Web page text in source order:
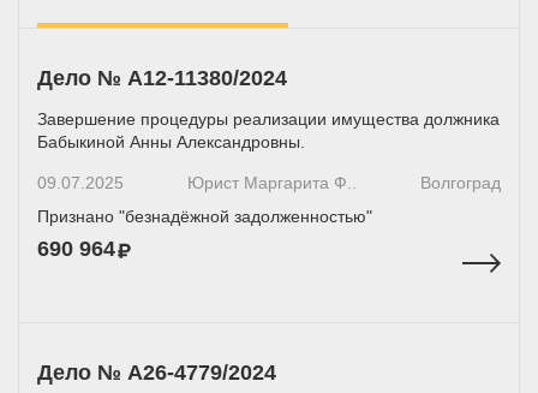
Дело № А12-11380/2024
Завершение процедуры реализации имущества должника
Бабыкиной Анны Александровны.
09.07.2025 Юрист Маргарита Ф..
Волгоград
Признано "безнадёжной задолженностью"
690 964
Дело № А26-4779/2024